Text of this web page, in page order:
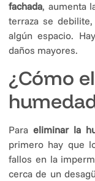
fachada, aumenta
terraza se
algún espacio.
daños mayores.
¿Cómo
Para eliminar la
primero hay que
fallos en la
cerca de un